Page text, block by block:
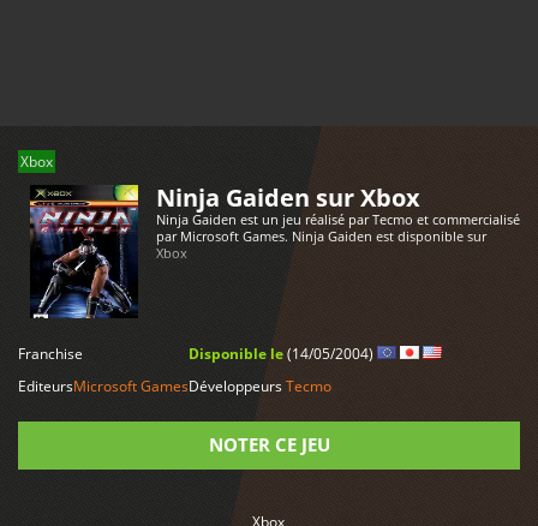
Xbox
Ninja Gaiden sur Xbox
Ninja Gaiden est un jeu réalisé par Tecmo et commercialisé
par Microsoft Games. Ninja Gaiden est disponible sur
Xbox
Franchise
EditeursMicrosoft Games
Disponible le(14/05/2004)
DéveloppeursTecmo
NOTER CE JEU
Xbox